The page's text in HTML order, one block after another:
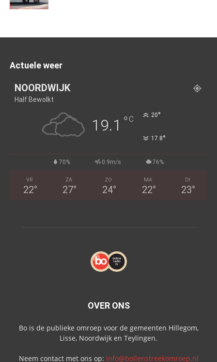
Actuele weer
NOORDWIJK
Half Bewolkt
19.1 °C 20°
17.8°
70% 0.9m/s 76%
VR
22°
ZA
27°
ZO
24°
MA
22°
DI
23°
OVER ONS
Bo is de publieke omroep voor de gemeenten Hillegom,
Lisse, Noordwijk en Teylingen.
Neem contact met ons op: info@bollenstreekomroep.nl